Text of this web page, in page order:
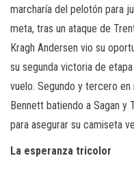
marcharía del pelotón para
meta, tras un ataque de
Kragh Andersen vio su
su segunda victoria de
vuelo. Segundo y tercero
Bennett batiendo a Sagan y
para asegurar su camiseta
La esperanza tricolor